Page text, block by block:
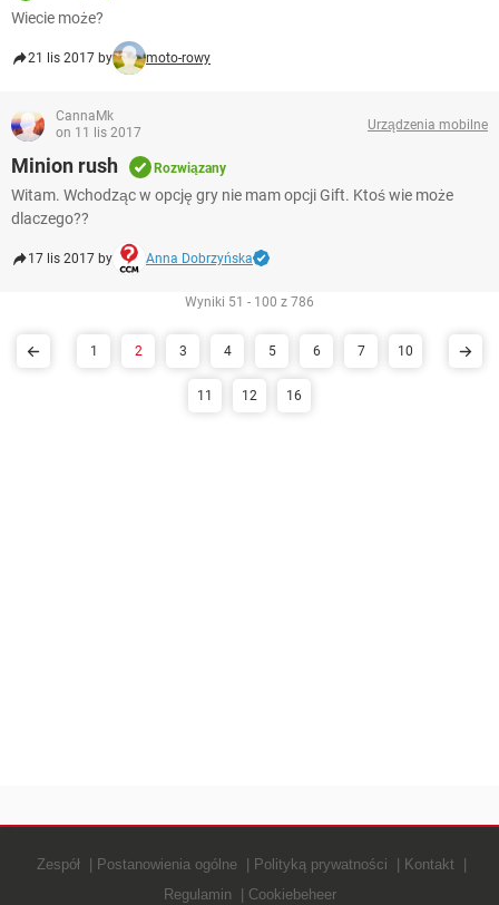
Wiecie może?
21 lis 2017 by moto-rowy
CannaMk
on 11 lis 2017
Urządzenia mobilne
Minion rush Rozwiązany
Witam. Wchodząc w opcję gry nie mam opcji Gift. Ktoś wie może
dlaczego??
17 lis 2017 by Anna Dobrzyńska
Wyniki 51 - 100 z 786
1 2 3 4 5 6 7 10
11 12 16
Zespół Postanowienia ogólne Polityką prywatności
Kontakt
Regulamin
Cookiebeheer